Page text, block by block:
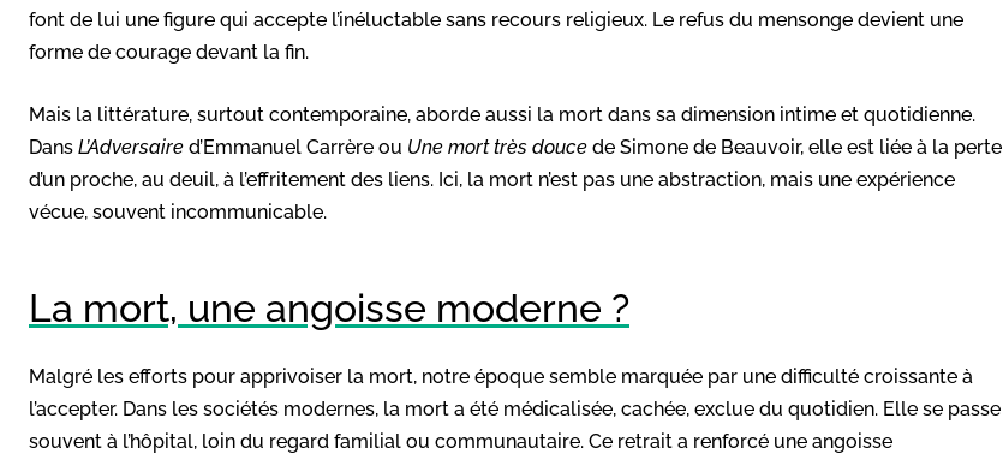
font de lui une figure qui accepte l’inéluctable sans recours religieux. Le refus du mensonge devient une
forme de courage devant la fin.
Mais la littérature, surtout contemporaine, aborde aussi la mort dans sa dimension intime et quotidienne.
Dans L’Adversaire d’Emmanuel Carrère ou Une mort très douce de Simone de Beauvoir, elle est liée à la perte
d’un proche, au deuil, à l’effritement des liens. Ici, la mort n’est pas une abstraction, mais une expérience
vécue, souvent incommunicable.
La mort, une angoisse moderne ?
Malgré les efforts pour apprivoiser la mort, notre époque semble marquée par une difficulté croissante à
l’accepter. Dans les sociétés modernes, la mort a été médicalisée, cachée, exclue du quotidien. Elle se passe
souvent à l’hôpital, loin du regard familial ou communautaire. Ce retrait a renforcé une angoisse